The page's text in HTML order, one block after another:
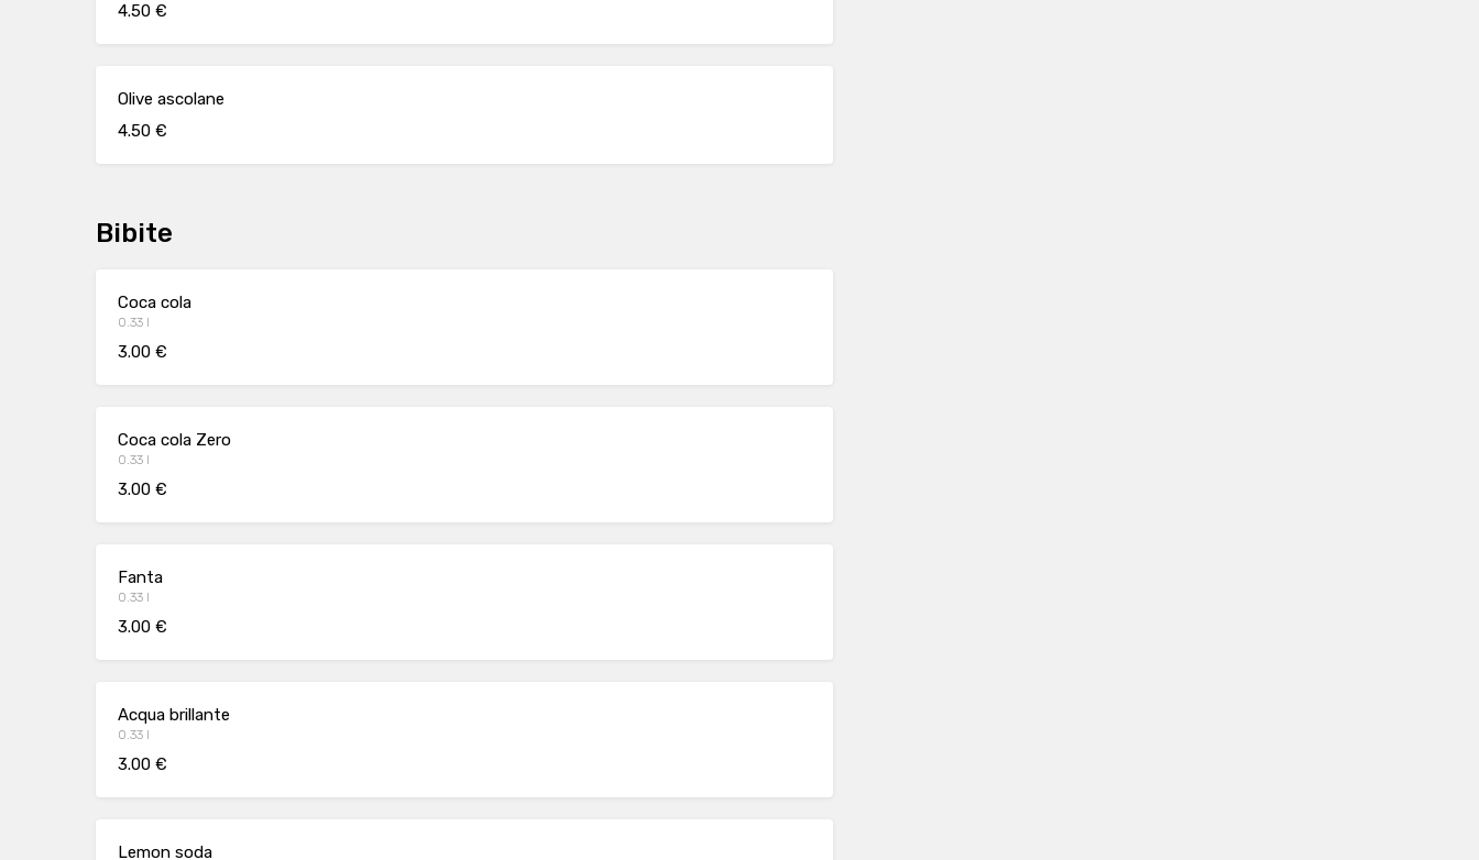
4.50 €
Olive ascolane
4.50 €
Bibite
Coca cola
0.33 l
3.00 €
Coca cola Zero
0.33 l
3.00 €
Fanta
0.33 l
3.00 €
Acqua brillante
0.33 l
3.00 €
Lemon soda